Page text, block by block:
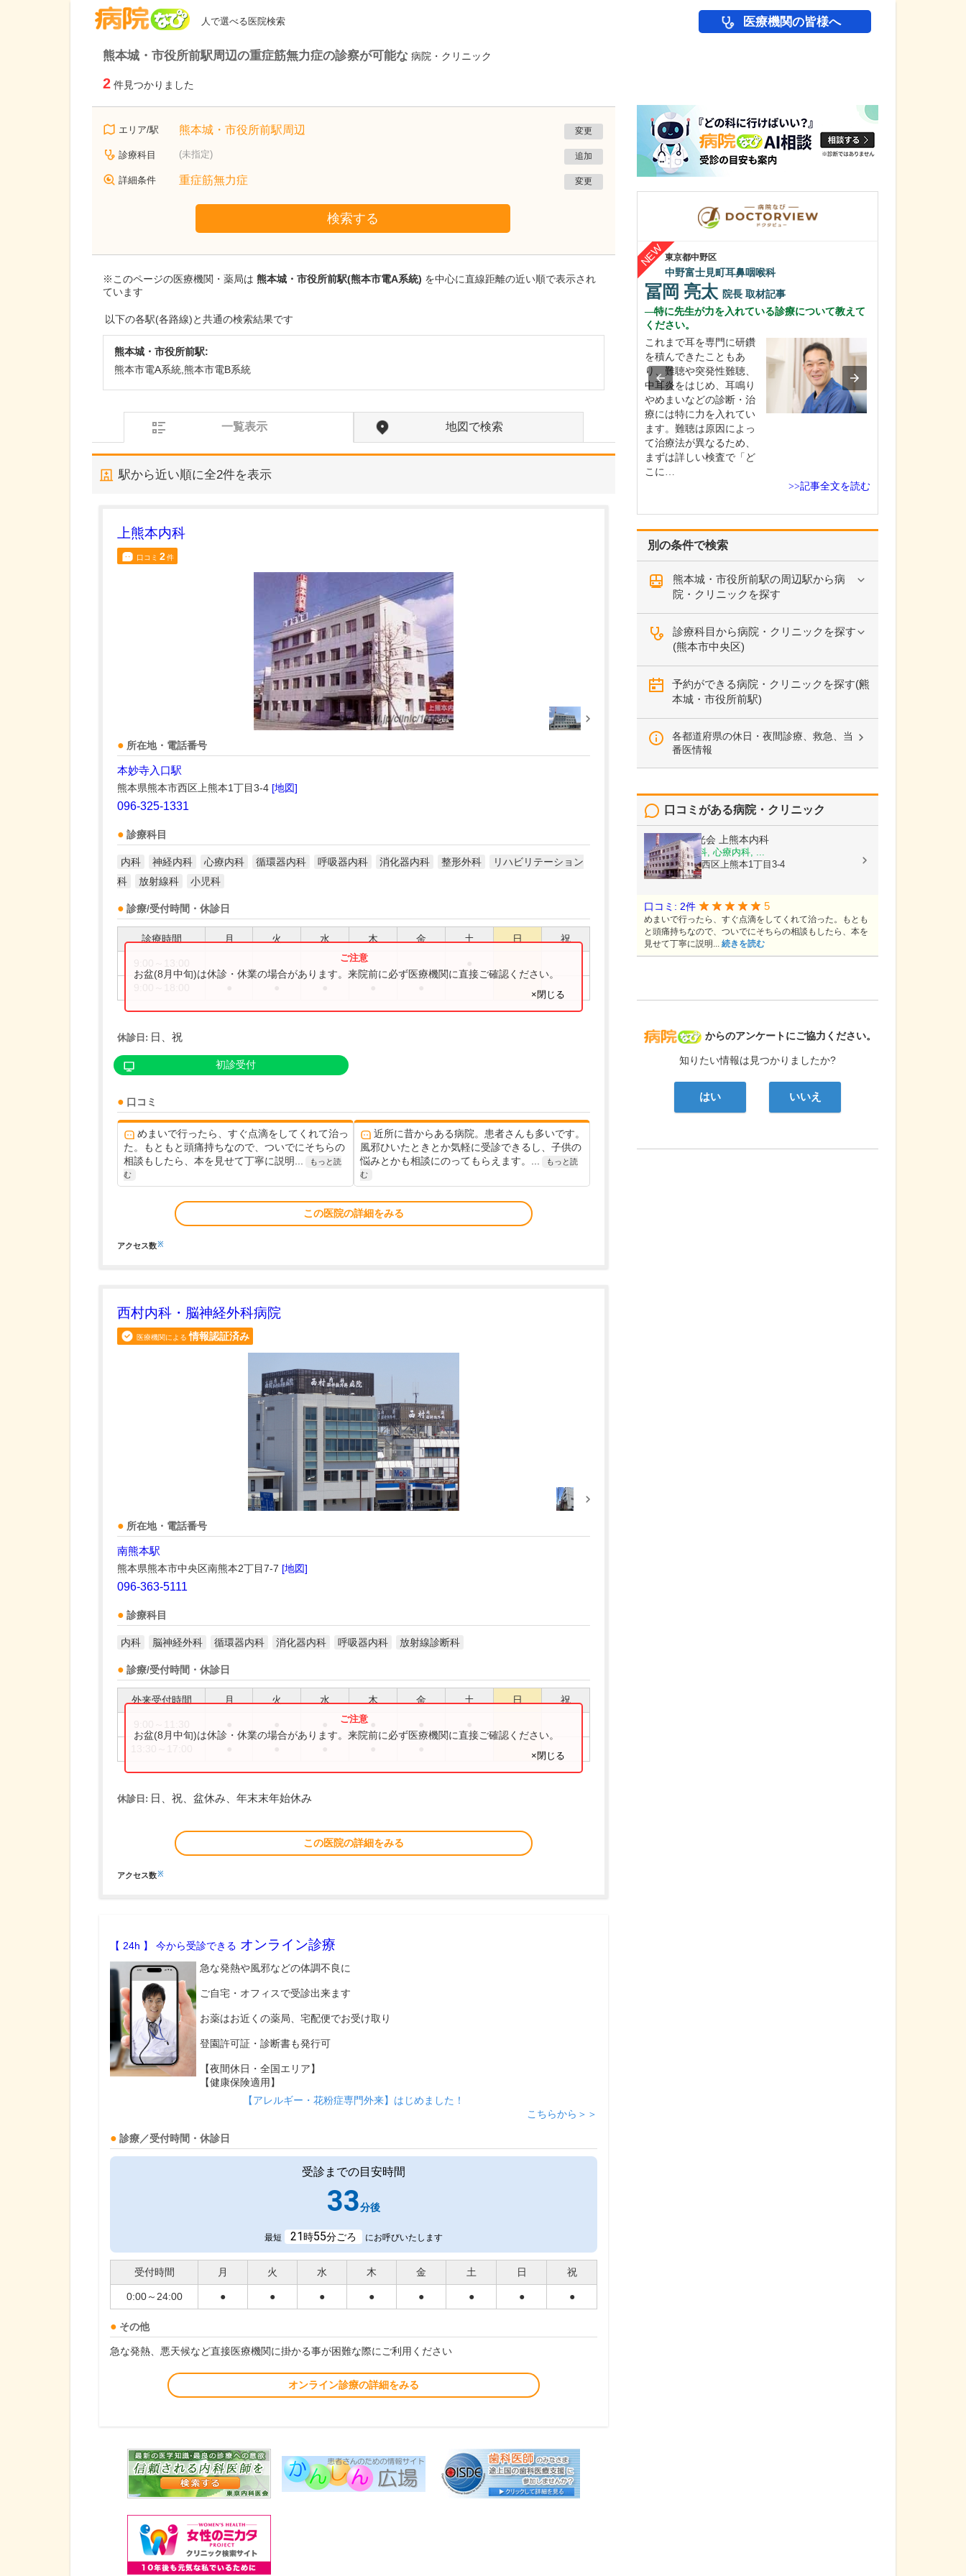
人で選べる医院検索 医療機関の皆様へ
熊本城・市役所前駅周辺の重症筋無力症の診察が可能な 病院・クリニック
2 件見つかりました
エリア/駅 熊本城・市役所前駅周辺 変更
診療科目 (未指定) 追加
詳細条件 重症筋無力症 変更
検索する
※このページの医療機関・薬局は 熊本城・市役所前駅(熊本市電A系統) を中心に直線距離の近い順で表示され
ています
以下の各駅(各路線)と共通の検索結果です
熊本城・市役所前駅:
熊本市電A系統,熊本市電B系統
一覧表示 地図で検索
駅から近い順に全2件を表示
上熊本内科
口コミ 2件
所在地・電話番号
本妙寺入口駅
熊本県熊本市西区上熊本1丁目3-4 [地図]
096-325-1331
診療科目
内科 神経内科 心療内科 循環器内科 呼吸器内科 消化器内科 整形外科
リハビリテーション
科
放射線科 小児科
診療/受付時間・休診日
診療時間 月 火 水 木 金 土 日 祝
お盆(8月中旬)は休診・休業の場合があります。来院前に必ず医療機関に直接ご確認ください。
×閉じる
休診日: 日、祝
初診受付
口コミ
めまいで行ったら、すぐ点滴をしてくれて治っ
た。もともと頭痛持ちなので、ついでにそちらの
相談もしたら、本を見せて丁寧に説明...
もっと読
む
近所に昔からある病院。患者さんも多いです。
風邪ひいたときとか気軽に受診できるし、子供の
悩みとかも相談にのってもらえます。...
もっと読
む
この医院の詳細をみる
アクセス数※
西村内科・脳神経外科病院
医療機関による 情報認証済み
所在地・電話番号
南熊本駅
熊本県熊本市中央区南熊本2丁目7-7 [地図]
096-363-5111
診療科目
内科 脳神経外科 循環器内科 消化器内科 呼吸器内科 放射線診断科
診療/受付時間・休診日
外来受付時間 月 火 水 木 金 土 日 祝
お盆(8月中旬)は休診・休業の場合があります。来院前に必ず医療機関に直接ご確認ください。
×閉じる
休診日: 日、祝、盆休み、年末末年始休み
この医院の詳細をみる
アクセス数※
【 24h 】 今から受診できる オンライン診療
急な発熱や風邪などの体調不良に
ご自宅・オフィスで受診出来ます
お薬はお近くの薬局、宅配便でお受け取り
登園許可証・診断書も発行可
【夜間休日・全国エリア】
【健康保険適用】
【アレルギー・花粉症専門外来】はじめました！
こちらから＞＞
診療／受付時間・休診日
受診までの目安時間
33分後
最短 21時55分ごろ にお呼びいたします
受付時間 月 火 水 木 金 土 日 祝
0:00～24:00 ● ● ● ● ● ● ● ●
その他
急な発熱、悪天候など直接医療機関に掛かる事が困難な際にご利用ください
オンライン診療の詳細をみる
別の条件で検索
熊本城・市役所前駅の周辺駅から病
院・クリニックを探す
診療科目から病院・クリニックを探す
(熊本市中央区)
予約ができる病院・クリニックを探す(熊
本城・市役所前駅)
各都道府県の休日・夜間診療、救急、当
番医情報
病院なび
からのアンケートにご協力ください。
知りたい情報は見つかりましたか?
はい いいえ
口コミがある病院・クリニック
医療法人陽光会 上熊本内科
内科, 神経内科, 心療内科, ...
熊本県熊本市西区上熊本1丁目3-4
口コミ: 2件 5
めまいで行ったら、すぐ点滴をしてくれて治った。もとも
と頭痛持ちなので、ついでにそちらの相談もしたら、本を
見せて丁寧に説明... 続きを読む
熊本県熊本市南区
たかしお内科ハートクリニック
を繰り返しながら病状は
だんだん悪くなっていき
ます。大学病院で後進の
育成に取り組みつつ、高
東京都中野区
中野富士見町耳鼻咽喉科
冨岡 亮太 院長 取材記事
特に先生が力を入れている診療について教えて
ください。
これまで耳を専門に研鑽
を積んできたこともあ
り、難聴や突発性難聴、
中耳炎をはじめ、耳鳴り
やめまいなどの診断・治
療には特に力を入れてい
ます。難聴は原因によっ
て治療法が異なるため、
まずは詳しい検査で「ど
こに…
>>記事全文を読む